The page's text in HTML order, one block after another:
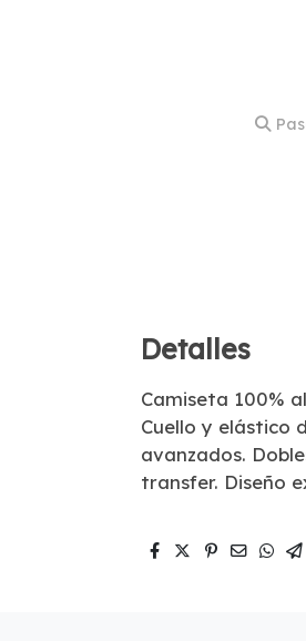
Detalles
Camiseta 100%
Cuello y elástico
avanzados.
transfer. Diseño